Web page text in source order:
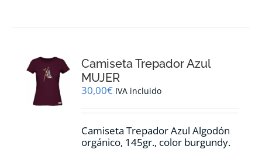
se
elegir
la
de
producto
Camiseta Trepador Azul
MUJER
30,00€ IVA incluido
Camiseta Trepador Azul Algodón
orgánico, 145gr., color burgundy.